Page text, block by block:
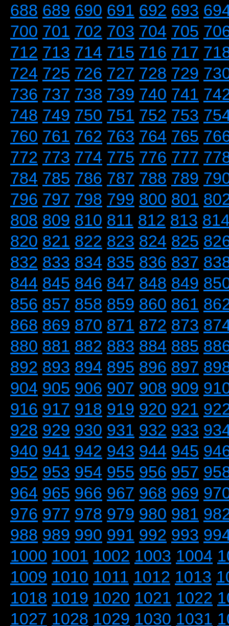
688 689 690 691 692 693
700 701 702 703 704 705
712 713 714 715 716 717
724 725 726 727 728 729
736 737 738 739 740 741
748 749 750 751 752 753
760 761 762 763 764 765
772 773 774 775 776 777
784 785 786 787 788 789
796 797 798 799 800 801
808 809 810 811 812 813
820 821 822 823 824 825
832 833 834 835 836 837
844 845 846 847 848 849
856 857 858 859 860 861
868 869 870 871 872 873
880 881 882 883 884 885
892 893 894 895 896 897
904 905 906 907 908 909
916 917 918 919 920 921
928 929 930 931 932 933
940 941 942 943 944 945
952 953 954 955 956 957
964 965 966 967 968 969
976 977 978 979 980 981
988 989 990 991 992 993
1000 1001 1002 1003 1004
1009 1010 1011 1012 1013
1018 1019 1020 1021 1022
1027 1028 1029 1030 1031